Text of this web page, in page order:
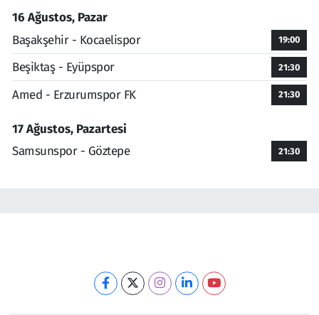
16 Ağustos, Pazar
Başakşehir - Kocaelispor
19:00
Beşiktaş - Eyüpspor 21:30
Amed - Erzurumspor FK 21:30
17 Ağustos, Pazartesi
Samsunspor - Göztepe
21:30